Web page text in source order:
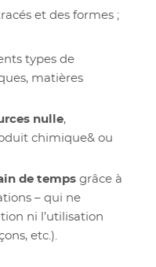
et des formes ;
types de
matières
nulle,
chimique& ou
de temps grâce à
– qui ne
ni l’utilisation
etc.).